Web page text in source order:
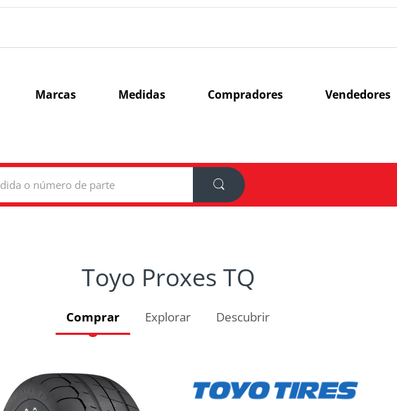
Marcas Medidas Compradores Vendedores
Toyo Proxes TQ
Comprar Explorar Descubrir